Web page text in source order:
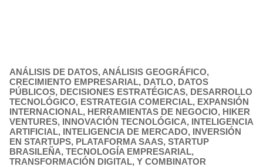
ANÁLISIS DE DATOS, ANÁLISIS GEOGRÁFICO,
CRECIMIENTO EMPRESARIAL, DATLO, DATOS
PÚBLICOS, DECISIONES ESTRATÉGICAS, DESARROLLO
TECNOLÓGICO, ESTRATEGIA COMERCIAL, EXPANSIÓN
INTERNACIONAL, HERRAMIENTAS DE NEGOCIO, HIKER
VENTURES, INNOVACIÓN TECNOLÓGICA, INTELIGENCIA
ARTIFICIAL, INTELIGENCIA DE MERCADO, INVERSIÓN
EN STARTUPS, PLATAFORMA SAAS, STARTUP
BRASILEÑA, TECNOLOGÍA EMPRESARIAL,
TRANSFORMACIÓN DIGITAL, Y COMBINATOR